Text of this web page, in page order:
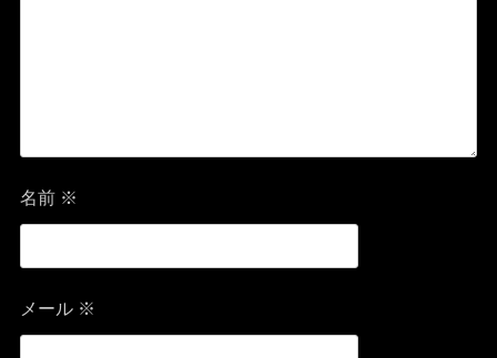
名前 ※
メール ※